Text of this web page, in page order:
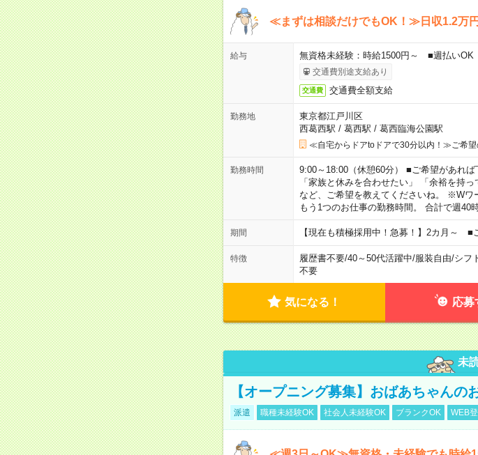
≪まずは相談だけでもOK！≫日収1.2万
給与 無資格未経験：時給1500円～ ■週払い
交通費別途支給あり
交通費 交通費全額支給
勤務地
東京都江戸川区
西葛西駅 / 葛西駅 / 葛西臨海公園駅
≪自宅からドアtoドアで30分以内！≫ご希望
勤務時間
9:00～18:00（休憩60分） ■ご希望があれ
「家族と休みを合わせたい」 「余裕を持
など、ご希望を教えてくださいね。 ※Wワ
もう1つのお仕事の勤務時間。 合計で週40
期間 【現在も積極採用中！急募！】2カ月～ ■
特徴 履歴書不要/40～50代活躍中/服装自由/シフ
不要
気になる！ 応募
未
【オープニング募集】おばあちゃんの
派遣 職種未経験OK 社会人未経験OK ブランクOK WEB